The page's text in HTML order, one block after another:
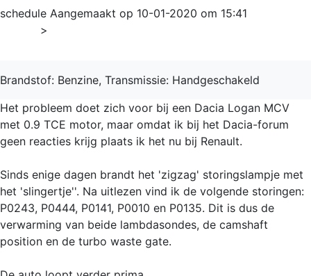
schedule Aangemaakt op 10-01-2020 om 15:41
>
Brandstof: Benzine, Transmissie: Handgeschakeld
Het probleem doet zich voor bij een Dacia Logan MCV
met 0.9 TCE motor, maar omdat ik bij het Dacia-forum
geen reacties krijg plaats ik het nu bij Renault.
Sinds enige dagen brandt het 'zigzag' storingslampje met
het 'slingertje''. Na uitlezen vind ik de volgende storingen:
P0243, P0444, P0141, P0010 en P0135. Dit is dus de
verwarming van beide lambdasondes, de camshaft
position en de turbo waste gate.